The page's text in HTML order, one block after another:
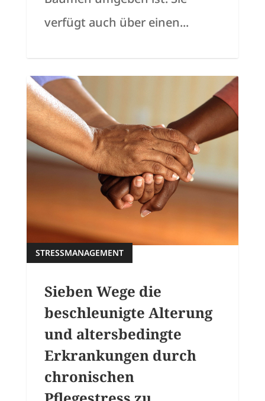
verfügt auch über einen...
Sieben Wege die
beschleunigte Alterung
und altersbedingte
Erkrankungen durch
chronischen
STRESSMANAGEMENT